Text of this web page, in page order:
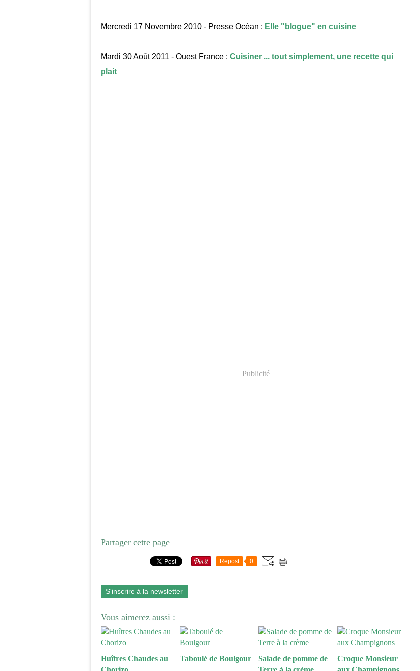
Mercredi 17 Novembre 2010 - Presse Océan : Elle "blogue" en cuisine
Mardi 30 Août 2011 - Ouest France : Cuisiner ... tout simplement, une recette qui
plait
Publicité
Partager cette page
Repost 0
S'inscrire à la newsletter
Vous aimerez aussi :
Huîtres Chaudes au
Chorizo
Taboulé de Boulgour
Salade de pomme de
Terre à la crème
Croque Monsieur
aux Champignons